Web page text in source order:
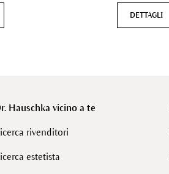
DETTAGLI
Hauschka vicino a te
rivenditori
estetista